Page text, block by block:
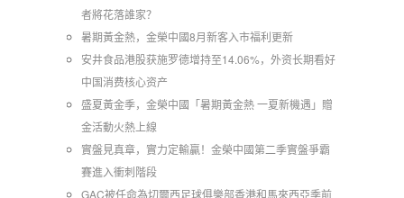
者將花落誰家？
暑期黃金熱，金榮中國8月新客入市福利更新
安井食品港股获施罗德增持至14.06%，外资长期看好
中国消费核心资产
​盛夏黃金季，金榮中國「暑期黃金熱 一夏新機遇」贈
金活動火熱上線
實盤見真章，實力定輸贏！金榮中國第二季實盤爭霸
賽進入衝刺階段
GAC被任命為切爾西足球俱樂部香港和馬來西亞季前